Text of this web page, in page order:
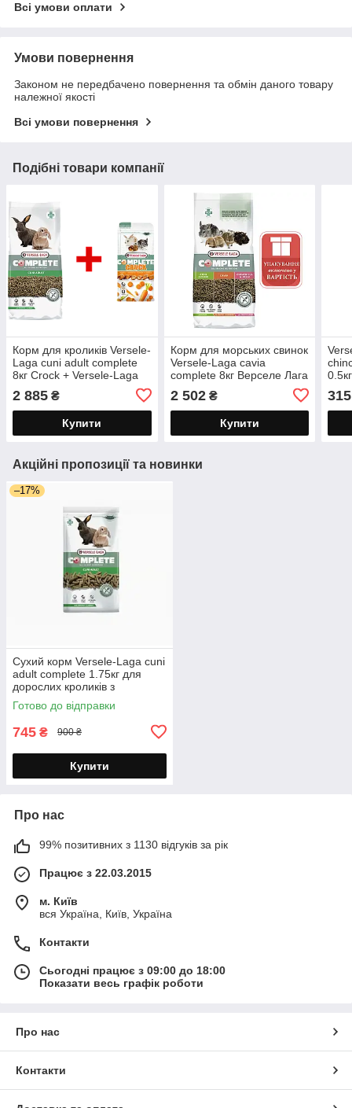
Всі умови оплати
Умови повернення
Законом не передбачено повернення та обмін даного товару
належної якості
Всі умови повернення
Подібні товари компанії
Корм для кроликів Versele-
Laga cuni adult complete
8кг Crock + Versele-Laga
Верселе лага куні адалт
04/27
2 885 ₴
Купити
Корм для морських свинок
Versele-Laga cavia
complete 8кг Верселе Лага
05/27р
2 502₴
Купити
315
Акційні пропозиції та новинки
–17%
Сухий корм Versele-Laga cuni
adult complete 1.75кг для
дорослих кроликів з
тимофіївкою оригінал LPF-
VL-CUNI-175
Готово до відправки
745 ₴ 900 ₴
Купити
Про нас
99% позитивних з 1130 відгуків за рік
Працює з 22.03.2015
м. Київ
вся Україна, Київ, Україна
Контакти
Сьогодні працює з 09:00 до 18:00
Показати весь графік роботи
Про нас
Контакти